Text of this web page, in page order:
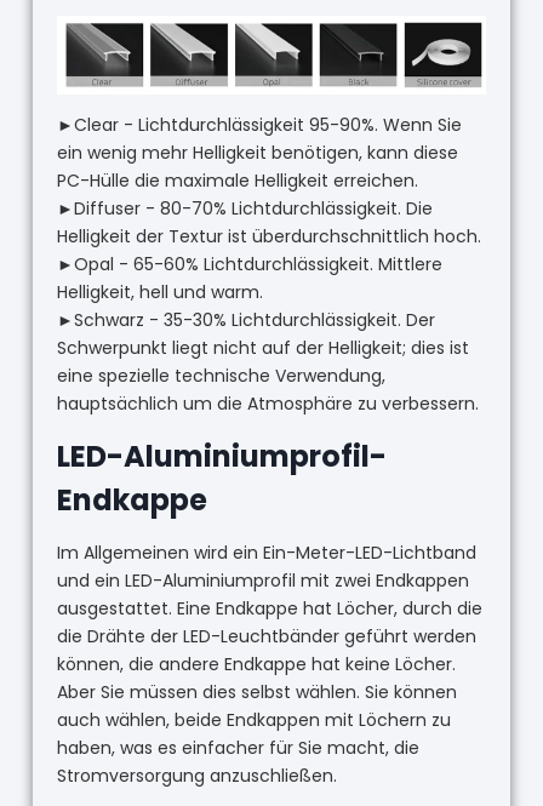
►Clear - Lichtdurchlässigkeit 95-90%. Wenn Sie
ein wenig mehr Helligkeit benötigen, kann diese
PC-Hülle die maximale Helligkeit erreichen.
►Diffuser - 80-70% Lichtdurchlässigkeit. Die
Helligkeit der Textur ist überdurchschnittlich hoch.
►Opal - 65-60% Lichtdurchlässigkeit. Mittlere
Helligkeit, hell und warm.
►Schwarz - 35-30% Lichtdurchlässigkeit. Der
Schwerpunkt liegt nicht auf der Helligkeit; dies ist
eine spezielle technische Verwendung,
hauptsächlich um die Atmosphäre zu verbessern.
LED-Aluminiumprofil-
Endkappe
Im Allgemeinen wird ein Ein-Meter-LED-Lichtband
und ein LED-Aluminiumprofil mit zwei Endkappen
ausgestattet. Eine Endkappe hat Löcher, durch die
die Drähte der LED-Leuchtbänder geführt werden
können, die andere Endkappe hat keine Löcher.
Aber Sie müssen dies selbst wählen. Sie können
auch wählen, beide Endkappen mit Löchern zu
haben, was es einfacher für Sie macht, die
Stromversorgung anzuschließen.